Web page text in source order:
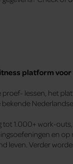
platform
proef- lessen, het
tot 1.000+ work-
en
leven. Verder